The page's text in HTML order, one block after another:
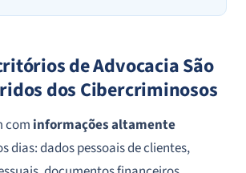
de Advocacia São
dos Cibercriminosos
com informações altamente
dias: dados pessoais de clientes,